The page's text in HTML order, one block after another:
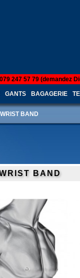
247 57 79 (demandez
GANTS BAGAGERIE
BAND
BAND